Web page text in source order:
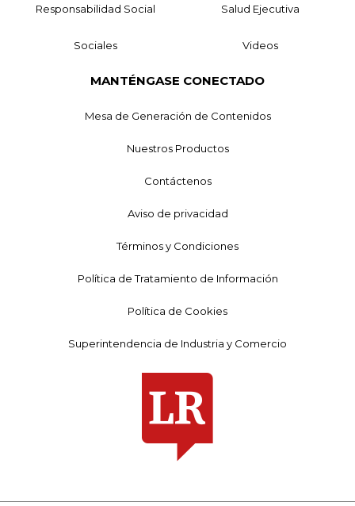
Responsabilidad Social Salud Ejecutiva
Sociales Videos
MANTÉNGASE CONECTADO
Mesa de Generación de Contenidos
Nuestros Productos
Contáctenos
Aviso de privacidad
Términos y Condiciones
Política de Tratamiento de Información
Política de Cookies
Superintendencia de Industria y Comercio